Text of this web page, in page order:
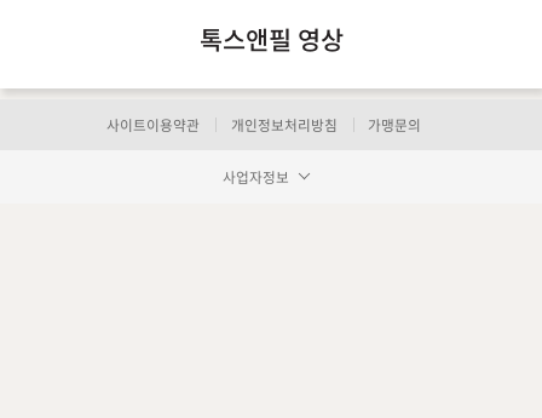
톡스앤필 영상
사이트이용약관 개인정보처리방침 가맹문의
사업자정보